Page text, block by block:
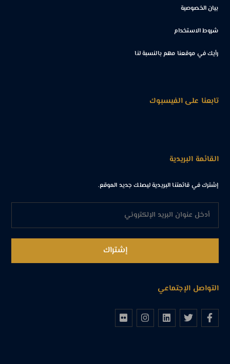
بيان الخصوصية
شروط الاستخدام
رأيك في موقعنا مهم بالنسبة لنا
تابعنا على الفيسبوك
القائمة البريدية
إشترك في قائمتنا البريدية ليصلك جديد الموقع.
التواصل الإجتماعي